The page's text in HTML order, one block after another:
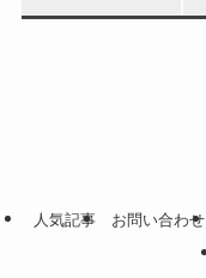
人気記事 お問い合わせ